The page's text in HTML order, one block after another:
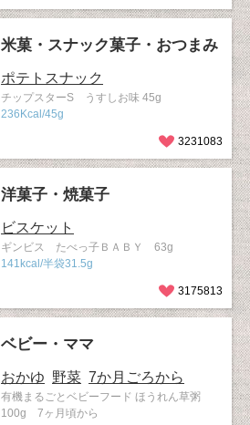
米菓・スナック菓子・おつまみ
ポテトスナック
チップスターS うすしお味 45g
236Kcal/45g
3231083
洋菓子・焼菓子
ビスケット
ギンビス たべっ子ＢＡＢＹ 63g
141kcal/半袋31.5g
3175813
ベビー・ママ
おかゆ 野菜 7か月ごろから
有機まるごとベビーフード ほうれん草粥
100g 7ヶ月頃から